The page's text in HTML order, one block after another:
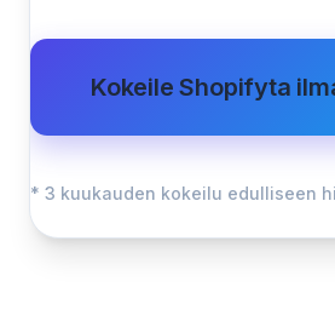
Kokeile Shopifyta
* 3 kuukauden kokeilu edulliseen